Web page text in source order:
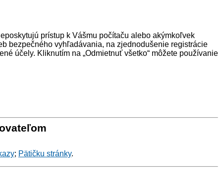
prístup k Vášmu počítaču alebo akýmkoľvek
bezpečného vyhľadávania, na zjednodušenie registrácie
účely. Kliknutím na „Odmietnuť všetko“ môžete používanie
; Pätičku stránky.